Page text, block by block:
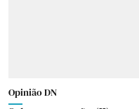
Opinião DN